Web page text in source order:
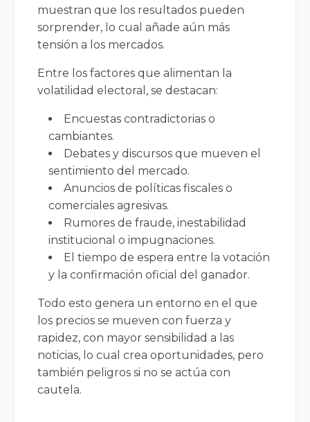
muestran que los resultados pueden
sorprender, lo cual añade aún más
tensión a los mercados.
Entre los factores que alimentan la
volatilidad electoral, se destacan:
Encuestas contradictorias o
cambiantes.
Debates y discursos que mueven el
sentimiento del mercado.
Anuncios de políticas fiscales o
comerciales agresivas.
Rumores de fraude, inestabilidad
institucional o impugnaciones.
El tiempo de espera entre la votación
y la confirmación oficial del ganador.
Todo esto genera un entorno en el que
los precios se mueven con fuerza y
rapidez, con mayor sensibilidad a las
noticias, lo cual crea oportunidades, pero
también peligros si no se actúa con
cautela.